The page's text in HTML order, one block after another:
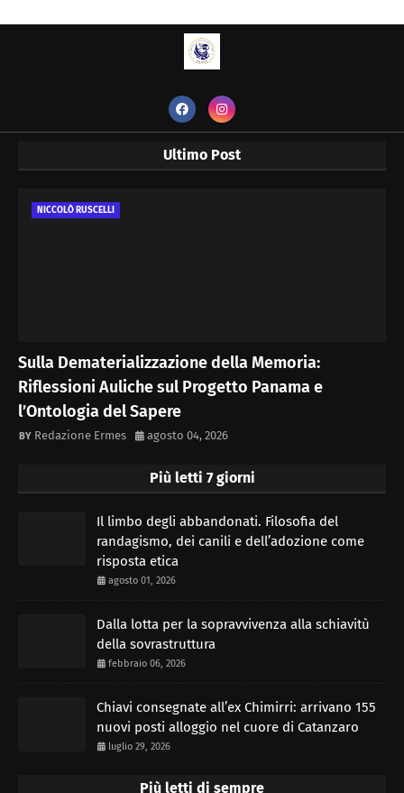
Ultimo Post
NICCOLÒ RUSCELLI
Sulla Dematerializzazione della Memoria:
Riflessioni Auliche sul Progetto Panama e
l’Ontologia del Sapere
Redazione Ermes agosto 04, 2026
Più letti 7 giorni
Il limbo degli abbandonati. Filosofia del
randagismo, dei canili e dell’adozione come
risposta etica
agosto 01, 2026
Dalla lotta per la sopravvivenza alla schiavitù
della sovrastruttura
febbraio 06, 2026
Chiavi consegnate all’ex Chimirri: arrivano 155
nuovi posti alloggio nel cuore di Catanzaro
luglio 29, 2026
Più letti di sempre